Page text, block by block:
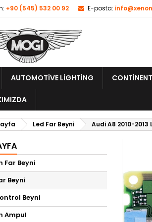
+90 (545) 532 00 92 E-posta:
AUTOMOTIVE LIGHTING
Led Far Beyni Audi A8 2010-
Far Beyni
Beyni
Beyni
Ampul